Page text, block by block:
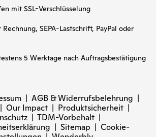
mit SSL-Verschlüsselung
Rechnung, SEPA-Lastschrift, PayPal oder
5 Werktage nach Auftragsbestätigung
| AGB & Widerrufsbelehrung |
| Our Impact | Produktsicherheit |
| TDM-Vorbehalt |
| Sitemap | Cookie-